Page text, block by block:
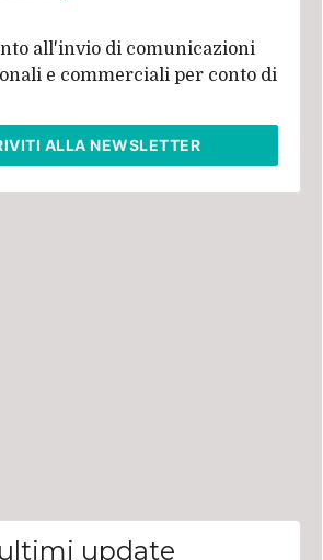
all'invio di comunicazioni
e commerciali per conto di
ALLA NEWSLETTER
update